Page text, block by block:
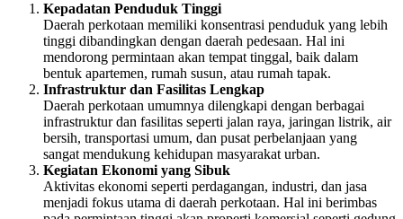
Kepadatan Penduduk Tinggi
Daerah perkotaan memiliki konsentrasi penduduk yang lebih
tinggi dibandingkan dengan daerah pedesaan. Hal ini
mendorong permintaan akan tempat tinggal, baik dalam
bentuk apartemen, rumah susun, atau rumah tapak.
Infrastruktur dan Fasilitas Lengkap
Daerah perkotaan umumnya dilengkapi dengan berbagai
infrastruktur dan fasilitas seperti jalan raya, jaringan listrik, air
bersih, transportasi umum, dan pusat perbelanjaan yang
sangat mendukung kehidupan masyarakat urban.
Kegiatan Ekonomi yang Sibuk
Aktivitas ekonomi seperti perdagangan, industri, dan jasa
menjadi fokus utama di daerah perkotaan. Hal ini berimbas